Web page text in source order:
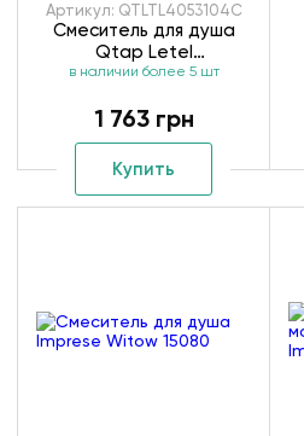
Артикул: QTLTL4053104C
Смеситель для душа
Qtap Letel
QTLTL4053104C
в наличии более 5 шт
1 763 грн
Купить